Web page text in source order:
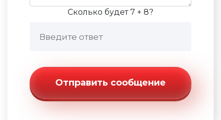
Сколько будет 7 + 8?
Отправить сообщение